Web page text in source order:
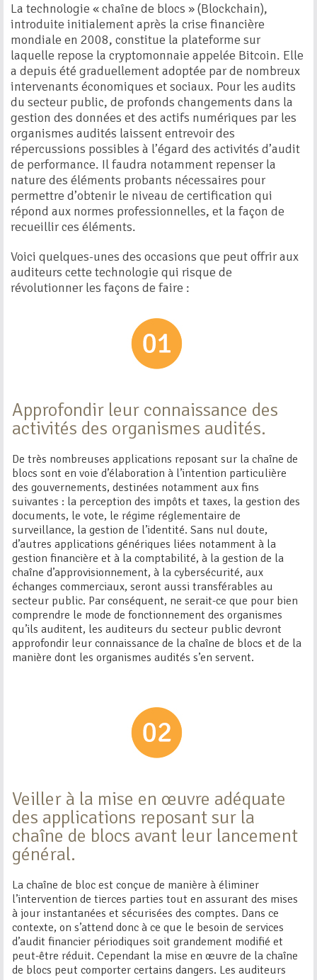
La technologie « chaîne de blocs » (Blockchain),
introduite initialement après la crise financière
mondiale en 2008, constitue la plateforme sur
laquelle repose la cryptomonnaie appelée Bitcoin. Elle
a depuis été graduellement adoptée par de nombreux
intervenants économiques et sociaux. Pour les audits
du secteur public, de profonds changements dans la
gestion des données et des actifs numériques par les
organismes audités laissent entrevoir des
répercussions possibles à l’égard des activités d’audit
de performance. Il faudra notamment repenser la
nature des éléments probants nécessaires pour
permettre d’obtenir le niveau de certification qui
répond aux normes professionnelles, et la façon de
recueillir ces éléments.
Voici quelques-unes des occasions que peut offrir aux
auditeurs cette technologie qui risque de
révolutionner les façons de faire :
Approfondir leur connaissance des
activités des organismes audités.
De très nombreuses applications reposant sur la chaîne de
blocs sont en voie d’élaboration à l’intention particulière
des gouvernements, destinées notamment aux fins
suivantes : la perception des impôts et taxes, la gestion des
documents, le vote, le régime réglementaire de
surveillance, la gestion de l’identité. Sans nul doute,
d’autres applications génériques liées notamment à la
gestion financière et à la comptabilité, à la gestion de la
chaîne d’approvisionnement, à la cybersécurité, aux
échanges commerciaux, seront aussi transférables au
secteur public. Par conséquent, ne serait-ce que pour bien
comprendre le mode de fonctionnement des organismes
qu’ils auditent, les auditeurs du secteur public devront
approfondir leur connaissance de la chaîne de blocs et de la
manière dont les organismes audités s’en servent.
Veiller à la mise en œuvre adéquate
des applications reposant sur la
chaîne de blocs avant leur lancement
général.
La chaîne de bloc est conçue de manière à éliminer
l’intervention de tierces parties tout en assurant des mises
à jour instantanées et sécurisées des comptes. Dans ce
contexte, on s’attend donc à ce que le besoin de services
d’audit financier périodiques soit grandement modifié et
peut-être réduit. Cependant la mise en œuvre de la chaîne
de blocs peut comporter certains dangers. Les auditeurs